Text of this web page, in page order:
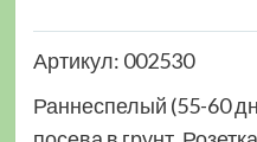
Артикул: 002530
Раннеспелый (55-60